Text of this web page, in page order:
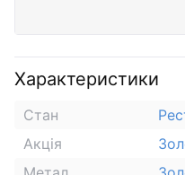
Характеристики
Стан
Акція